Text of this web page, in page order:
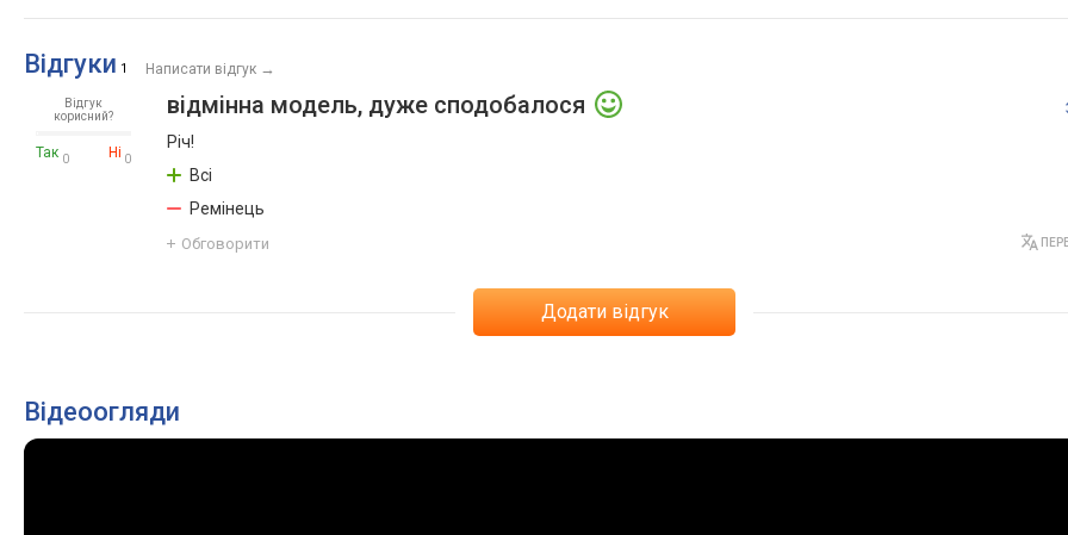
Японія
Відгуки 1 Написати відгук →
Відгук
корисний?
Так 0 Ні 0
відмінна модель, дуже сподобалося
Річ!
Всі
Ремінець
Обговорити
Додати відгук
Відеоогляди